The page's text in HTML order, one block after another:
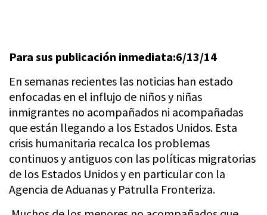
Para sus publicación inmediata:6/13/14
En semanas recientes las noticias han estado
enfocadas en el influjo de niños y niñas
inmigrantes no acompañados ni acompañadas
que están llegando a los Estados Unidos. Esta
crisis humanitaria recalca los problemas
continuos y antiguos con las políticas migratorias
de los Estados Unidos y en particular con la
Agencia de Aduanas y Patrulla Fronteriza.